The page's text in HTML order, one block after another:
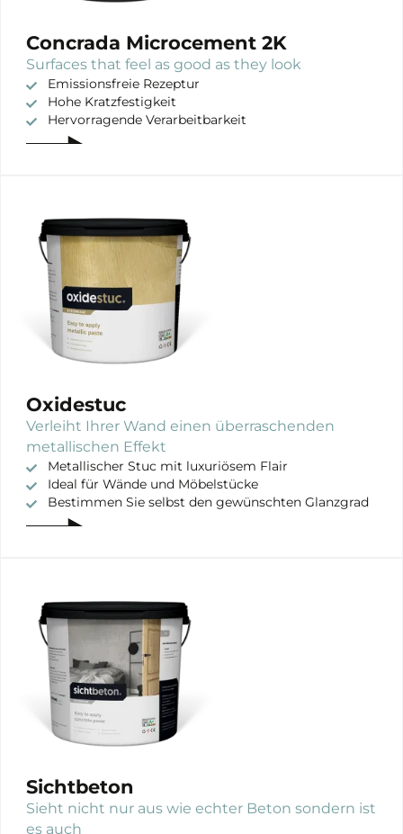
Concrada Microcement 2K
Surfaces that feel as good as they look
Emissionsfreie Rezeptur
Hohe Kratzfestigkeit
Hervorragende Verarbeitbarkeit
Oxidestuc
Verleiht Ihrer Wand einen überraschenden
metallischen Effekt
Metallischer Stuc mit luxuriösem Flair
Ideal für Wände und Möbelstücke
Bestimmen Sie selbst den gewünschten Glanzgrad
Sichtbeton
Sieht nicht nur aus wie echter Beton sondern ist
es auch